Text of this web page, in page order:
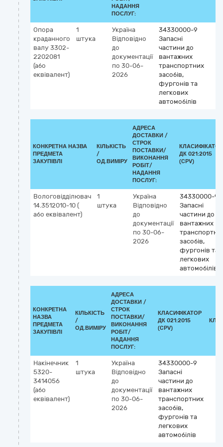
НАДАННЯ
ПОСЛУГ:
Опора
краданного
валу 3302-
2202081
(або
еквівалент)
1
штука
Україна
Відповідно
до
документації
по 30-06-
2026
34330000-9
Запасні
частини до
вантажних
транспортних
засобів,
фургонів та
легкових
автомобілів
КОНКРЕТНА НАЗВА
ПРЕДМЕТА
ЗАКУПІВЛІ
КІЛЬКІСТЬ
/
ОД.ВИМІРУ
АДРЕСА
ДОСТАВКИ /
СТРОК
ПОСТАВКИ/
ВИКОНАННЯ
РОБІТ/
НАДАННЯ
ПОСЛУГ:
КЛАСИФІКАТОР
ДК 021:2015
(CPV)
Вологовідділювач
14.3512010-10 (
або еквівалент)
1
штука
Україна
Відповідно
до
документації
по 30-06-
2026
34330000-9
Запасні
частини до
вантажних
засобів,
фургонів та
легкових
автомобілів
КОНКРЕТНА
НАЗВА
ПРЕДМЕТА
ЗАКУПІВЛІ
КІЛЬКІСТЬ
/
ОД.ВИМІРУ
АДРЕСА
ДОСТАВКИ /
СТРОК
ПОСТАВКИ/
ВИКОНАННЯ
РОБІТ/
НАДАННЯ
ПОСЛУГ:
КЛАСИФІКАТОР
ДК 021:2015
(CPV)
Накінечник
5320-
3414056
(або
еквівалент)
1
штука
Україна
Відповідно
до
документації
по 30-06-
2026
34330000-9
Запасні
частини до
вантажних
транспортних
засобів,
фургонів та
легкових
автомобілів